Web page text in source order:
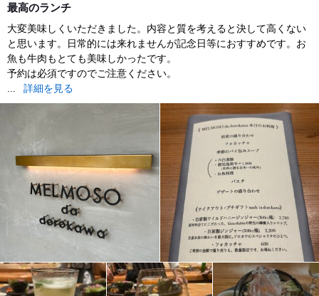
最高のランチ
大変美味しくいただきました。内容と質を考えると決して高くない
と思います。日常的には来れませんが記念日等におすすめです。お
魚も牛肉もとても美味しかったです。
予約は必須ですのでご注意ください。
詳細を見る